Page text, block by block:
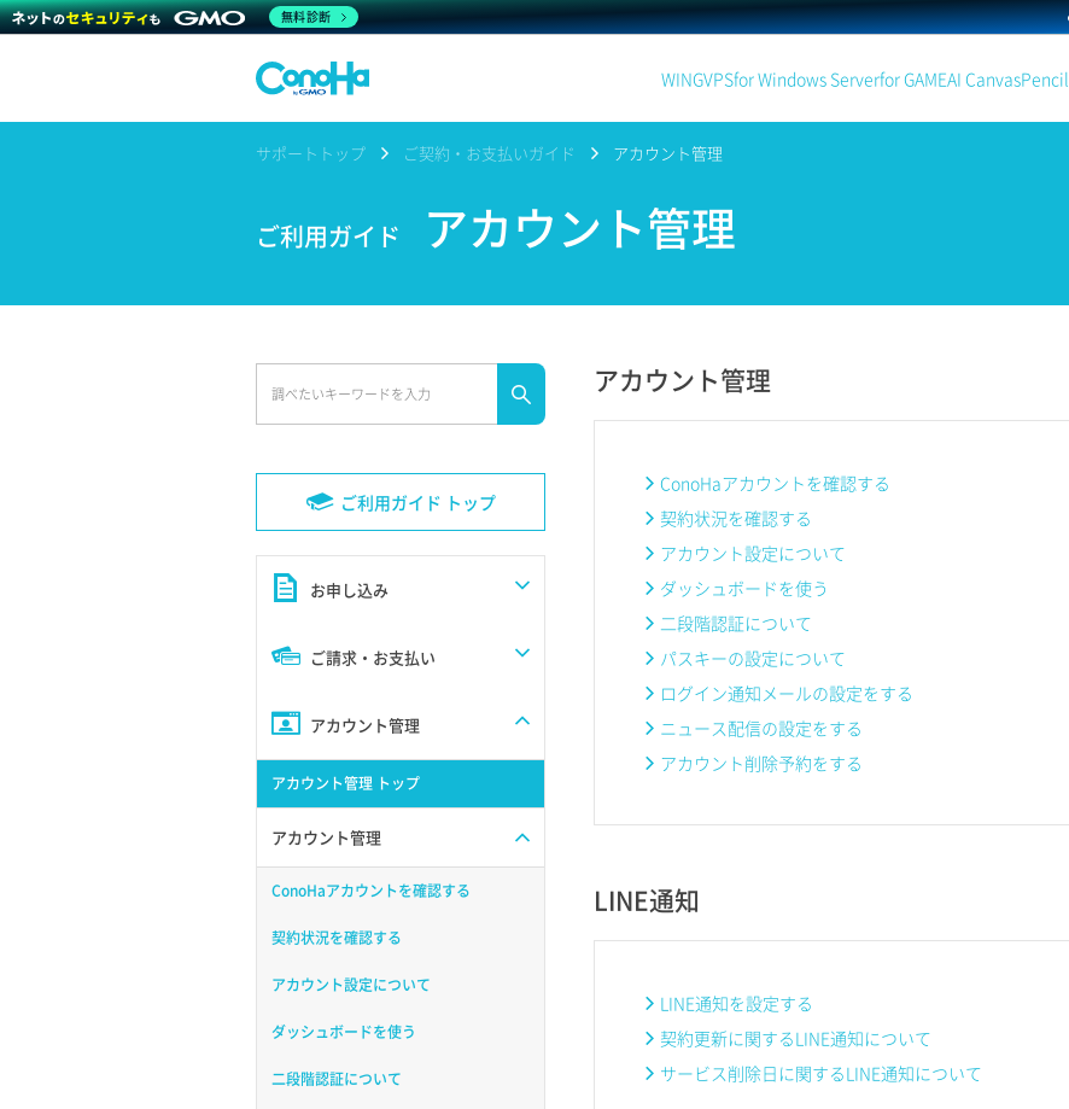
WINGVPSfor Windows Serverfor GAMEAI CanvasPencil
サポートトップ ご契約・お支払いガイド アカウント管理
ご利用ガイド アカウント管理
ご利用ガイド トップ
お申し込み
ご請求・お支払い
アカウント管理
アカウント管理 トップ
アカウント管理
ConoHaアカウントを確認する
契約状況を確認する
アカウント設定について
ダッシュボードを使う
二段階認証について
アカウント管理
ConoHaアカウントを確認する
契約状況を確認する
アカウント設定について
ダッシュボードを使う
二段階認証について
パスキーの設定について
ログイン通知メールの設定をする
ニュース配信の設定をする
アカウント削除予約をする
LINE通知
LINE通知を設定する
契約更新に関するLINE通知について
サービス削除日に関するLINE通知について
無料診断